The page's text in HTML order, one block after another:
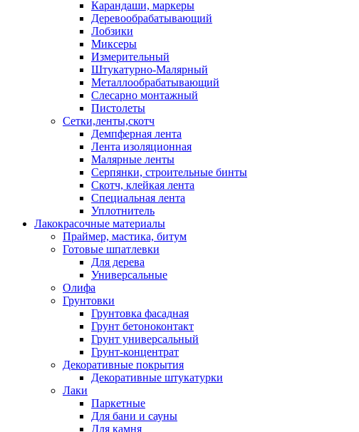
Карандаши, маркеры
Деревообрабатывающий
Лобзики
Миксеры
Измерительный
Штукатурно-Малярный
Металлообрабатывающий
Слесарно монтажный
Пистолеты
Сетки,ленты,скотч
Демпферная лента
Лента изоляционная
Малярные ленты
Серпянки, строительные бинты
Скотч, клейкая лента
Специальная лента
Уплотнитель
Лакокрасочные материалы
Праймер, мастика, битум
Готовые шпатлевки
Для дерева
Универсальные
Олифа
Грунтовки
Грунтовка фасадная
Грунт бетоноконтакт
Грунт универсальный
Грунт-концентрат
Декоративные покрытия
Декоративные штукатурки
Лаки
Паркетные
Для бани и сауны
Для камня